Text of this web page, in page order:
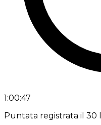
1:00:47
Puntata registrata il 30